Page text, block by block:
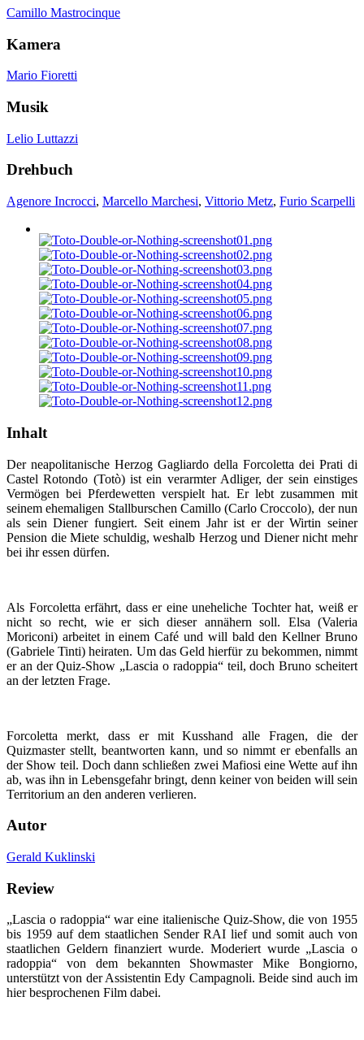
Camillo Mastrocinque
Kamera
Mario Fioretti
Musik
Lelio Luttazzi
Drehbuch
Agenore Incrocci, Marcello Marchesi, Vittorio Metz, Furio Scarpelli
Inhalt
Der neapolitanische Herzog Gagliardo della Forcoletta dei Prati di
Castel Rotondo (Totò) ist ein verarmter Adliger, der sein einstiges
Vermögen bei Pferdewetten verspielt hat. Er lebt zusammen mit
seinem ehemaligen Stallburschen Camillo (Carlo Croccolo), der nun
als sein Diener fungiert. Seit einem Jahr ist er der Wirtin seiner
Pension die Miete schuldig, weshalb Herzog und Diener nicht mehr
bei ihr essen dürfen.
Als Forcoletta erfährt, dass er eine uneheliche Tochter hat, weiß er
nicht so recht, wie er sich dieser annähern soll. Elsa (Valeria
Moriconi) arbeitet in einem Café und will bald den Kellner Bruno
(Gabriele Tinti) heiraten. Um das Geld hierfür zu bekommen, nimmt
er an der Quiz-Show „Lascia o radoppia“ teil, doch Bruno scheitert
an der letzten Frage.
Forcoletta merkt, dass er mit Kusshand alle Fragen, die der
Quizmaster stellt, beantworten kann, und so nimmt er ebenfalls an
der Show teil. Doch dann schließen zwei Mafiosi eine Wette auf ihn
ab, was ihn in Lebensgefahr bringt, denn keiner von beiden will sein
Territorium an den anderen verlieren.
Autor
Gerald Kuklinski
Review
„Lascia o radoppia“ war eine italienische Quiz-Show, die von 1955
bis 1959 auf dem staatlichen Sender RAI lief und somit auch von
staatlichen Geldern finanziert wurde. Moderiert wurde „Lascia o
radoppia“ von dem bekannten Showmaster Mike Bongiorno,
unterstützt von der Assistentin Edy Campagnoli. Beide sind auch im
hier besprochenen Film dabei.